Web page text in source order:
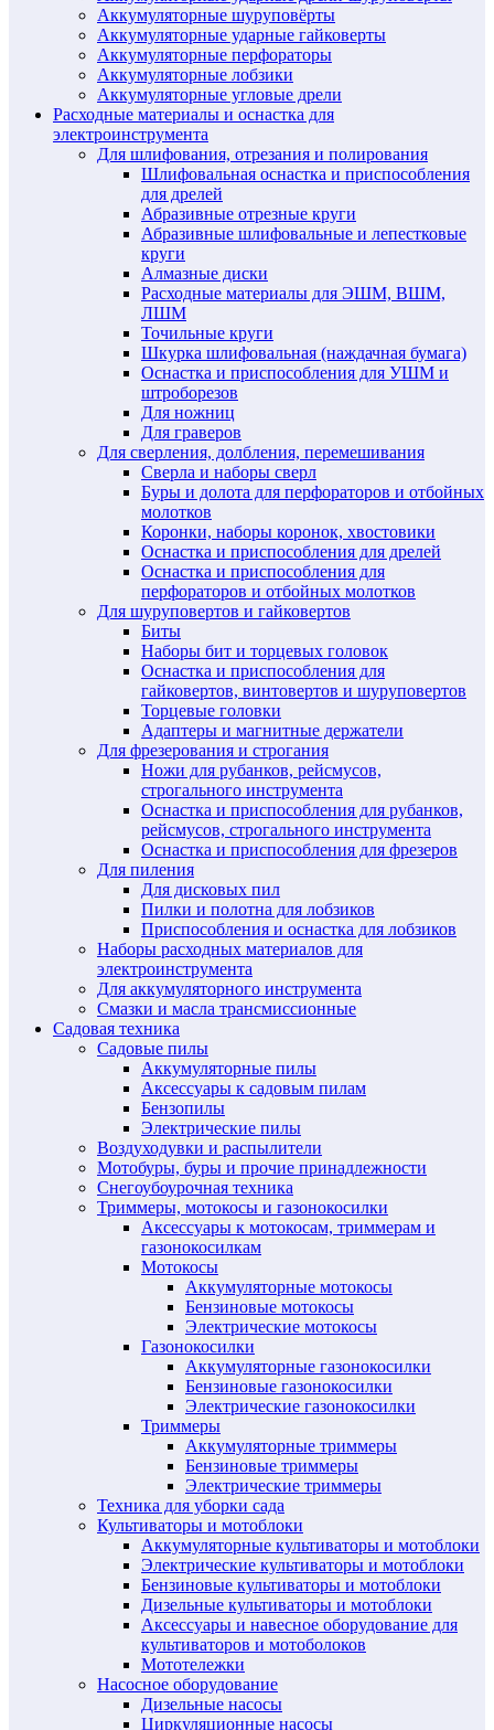
Аккумуляторные шуруповёрты
Аккумуляторные ударные гайковерты
Аккумуляторные перфораторы
Аккумуляторные лобзики
Аккумуляторные угловые дрели
Расходные материалы и оснастка для
электроинструмента
Для шлифования, отрезания и полирования
Шлифовальная оснастка и приспособления
для дрелей
Абразивные отрезные круги
Абразивные шлифовальные и лепестковые
круги
Алмазные диски
Расходные материалы для ЭШМ, ВШМ,
ЛШМ
Точильные круги
Шкурка шлифовальная (наждачная бумага)
Оснастка и приспособления для УШМ и
штроборезов
Для ножниц
Для граверов
Для сверления, долбления, перемешивания
Сверла и наборы сверл
Буры и долота для перфораторов и отбойных
молотков
Коронки, наборы коронок, хвостовики
Оснастка и приспособления для дрелей
Оснастка и приспособления для
перфораторов и отбойных молотков
Для шуруповертов и гайковертов
Биты
Наборы бит и торцевых головок
Оснастка и приспособления для
гайковертов, винтовертов и шуруповертов
Торцевые головки
Адаптеры и магнитные держатели
Для фрезерования и строгания
Ножи для рубанков, рейсмусов,
строгального инструмента
Оснастка и приспособления для рубанков,
рейсмусов, строгального инструмента
Оснастка и приспособления для фрезеров
Для пиления
Для дисковых пил
Пилки и полотна для лобзиков
Приспособления и оснастка для лобзиков
Наборы расходных материалов для
электроинструмента
Для аккумуляторного инструмента
Смазки и масла трансмиссионные
Садовая техника
Садовые пилы
Аккумуляторные пилы
Аксессуары к садовым пилам
Бензопилы
Электрические пилы
Воздуходувки и распылители
Мотобуры, буры и прочие принадлежности
Снегоубоурочная техника
Триммеры, мотокосы и газонокосилки
Аксессуары к мотокосам, триммерам и
газонокосилкам
Мотокосы
Аккумуляторные мотокосы
Бензиновые мотокосы
Электрические мотокосы
Газонокосилки
Аккумуляторные газонокосилки
Бензиновые газонокосилки
Электрические газонокосилки
Триммеры
Аккумуляторные триммеры
Бензиновые триммеры
Электрические триммеры
Техника для уборки сада
Культиваторы и мотоблоки
Аккумуляторные культиваторы и мотоблоки
Электрические культиваторы и мотоблоки
Бензиновые культиваторы и мотоблоки
Дизельные культиваторы и мотоблоки
Аксессуары и навесное оборудование для
культиваторов и мотоболоков
Мототележки
Насосное оборудование
Дизельные насосы
Циркуляционные насосы